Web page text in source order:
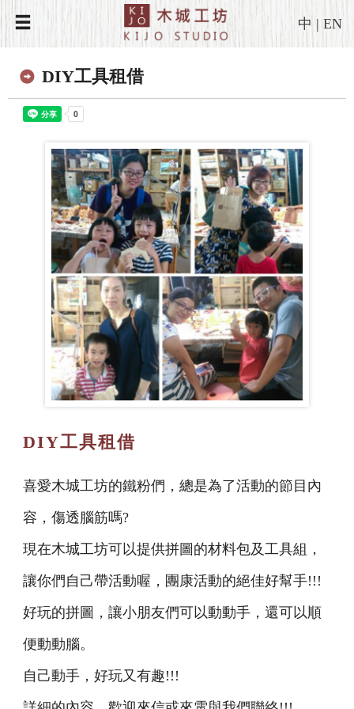
中 |EN
DIY工具租借
DIY工具租借
喜愛木城工坊的鐵粉們，總是為了活動的節目內
容，傷透腦筋嗎?
現在木城工坊可以提供拼圖的材料包及工具組，
讓你們自己帶活動喔，團康活動的絕佳好幫手!!!
好玩的拼圖，讓小朋友們可以動動手，還可以順
便動動腦。
自己動手，好玩又有趣!!!